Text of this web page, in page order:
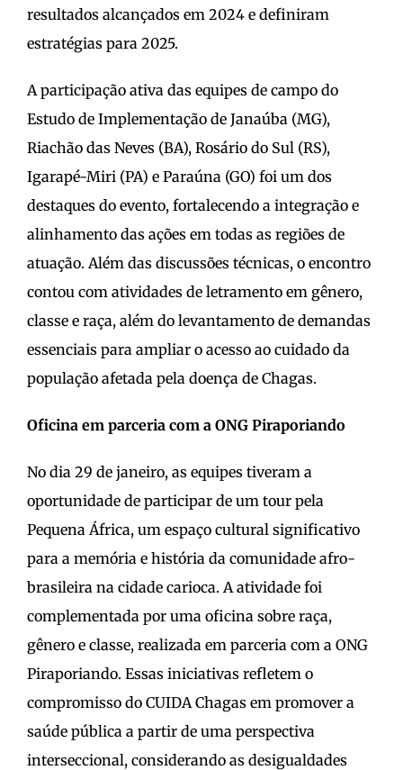
resultados alcançados em 2024 e definiram
estratégias para 2025.
A participação ativa das equipes de campo do
Estudo de Implementação de Janaúba (MG),
Riachão das Neves (BA), Rosário do Sul (RS),
Igarapé-Miri (PA) e Paraúna (GO) foi um dos
destaques do evento, fortalecendo a integração e
alinhamento das ações em todas as regiões de
atuação. Além das discussões técnicas, o encontro
contou com atividades de letramento em gênero,
classe e raça, além do levantamento de demandas
essenciais para ampliar o acesso ao cuidado da
população afetada pela doença de Chagas.
Oficina em parceria com a ONG Piraporiando
No dia 29 de janeiro, as equipes tiveram a
oportunidade de participar de um tour pela
Pequena África, um espaço cultural significativo
para a memória e história da comunidade afro-
brasileira na cidade carioca. A atividade foi
complementada por uma oficina sobre raça,
gênero e classe, realizada em parceria com a ONG
Piraporiando. Essas iniciativas refletem o
compromisso do CUIDA Chagas em promover a
saúde pública a partir de uma perspectiva
interseccional, considerando as desigualdades